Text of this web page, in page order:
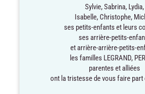
Sylvie, Sabrina, Lydia,
Isabelle, Christophe,
ses petits-enfants et leurs
ses arrière-petits-
et arrière-arrière-petits-
les familles LEGRAND,
parentes et alliées
ont la tristesse de vous faire part